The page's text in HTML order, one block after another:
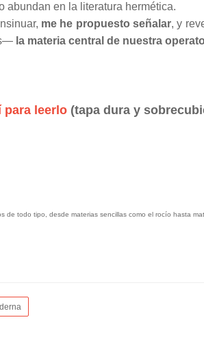
abundan en la literatura hermética.
me he propuesto señalar, y
la materia central de nuestra
para leerlo(tapa dura y
de todo tipo, desde materias sencillas como el rocío hasta